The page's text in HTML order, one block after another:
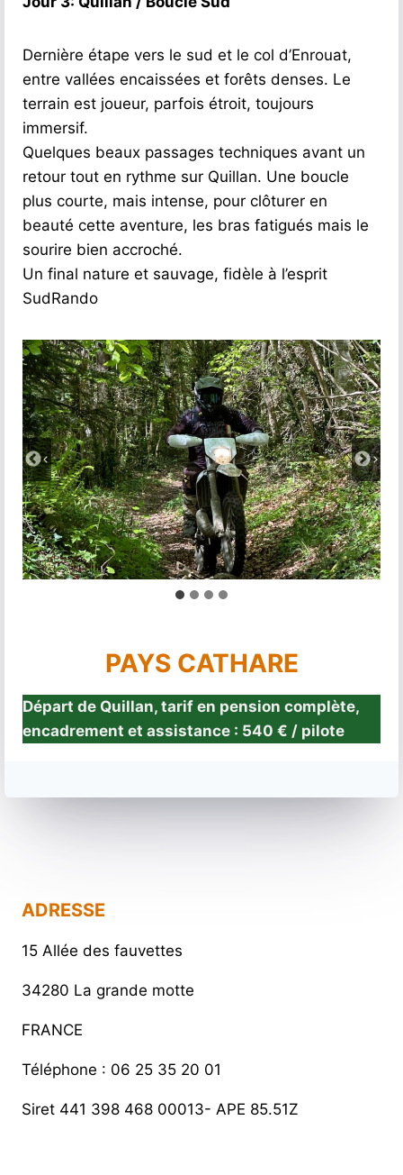
Dernière étape vers le sud et le col d’Enrouat,
entre vallées encaissées et forêts denses. Le
terrain est joueur, parfois étroit, toujours
immersif.
Quelques beaux passages techniques avant un
retour tout en rythme sur Quillan. Une boucle
plus courte, mais intense, pour clôturer en
beauté cette aventure, les bras fatigués mais le
sourire bien accroché.
Un final nature et sauvage, fidèle à l’esprit
SudRando
PAYS CATHARE
Départ de Quillan, tarif en pension complète,
encadrement et assistance : 540 € / pilote
ADRESSE
15 Allée des fauvettes
34280 La grande motte
FRANCE
Téléphone : 06 25 35 20 01
Siret 441 398 468 00013- APE 85.51Z